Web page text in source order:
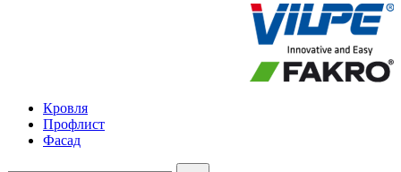
Кровля
Профлист
Фасад